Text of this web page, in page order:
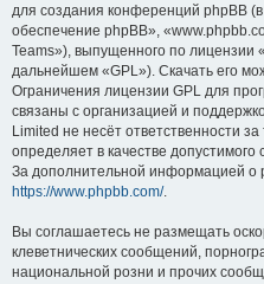
для создания конференций phpBB
обеспечение phpBB»,
Teams»), выпущенного по лицензии «
дальнейшем «GPL»). Скачать его
Ограничения лицензии GPL для
связаны с организацией и
Limited не несёт ответственности
определяет в качестве
За дополнительной информацией о
https://www.phpbb.com/.
Вы соглашаетесь не размещать
клеветнических сообщений,
национальной розни и прочих